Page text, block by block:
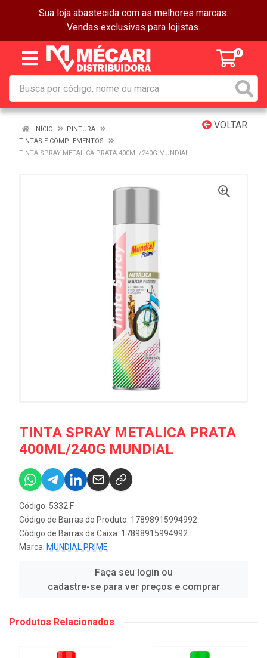
Sua loja abastecida com as melhores marcas.
Vendas exclusivas para lojistas.
0
VOLTAR
INÍCIO
PINTURA
TINTAS E COMPLEMENTOS
TINTA SPRAY METALICA PRATA 400ML/240G MUNDIAL
TINTA SPRAY METALICA PRATA
400ML/240G MUNDIAL
Código: 5332 F
Código de Barras do Produto: 17898915994992
Código de Barras da Caixa: 17898915994992
Marca: MUNDIAL PRIME
Faça seu login ou
cadastre-se para ver preços e comprar
Produtos Relacionados